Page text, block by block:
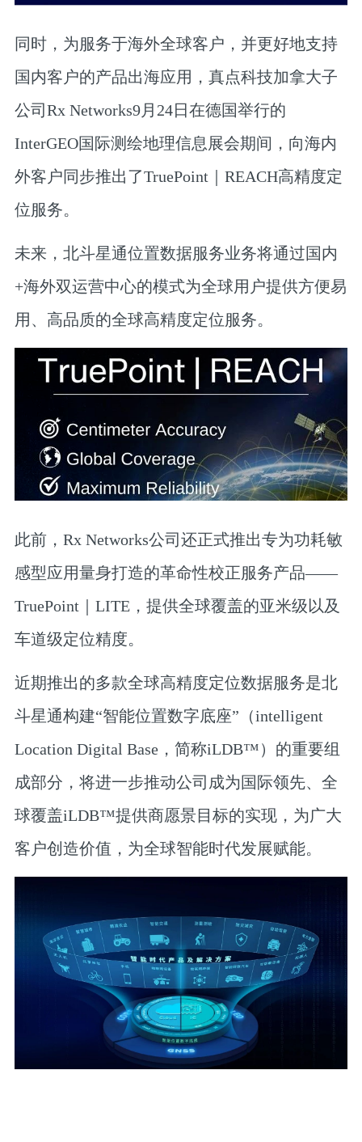
同时，为服务于海外全球客户，并更好地支持
国内客户的产品出海应用，真点科技加拿大子
公司Rx Networks9月24日在德国举行的
InterGEO国际测绘地理信息展会期间，向海内
外客户同步推出了TruePoint｜REACH高精度定
位服务。
未来，北斗星通位置数据服务业务将通过国内
+海外双运营中心的模式为全球用户提供方便易
用、高品质的全球高精度定位服务。
此前，Rx Networks公司还正式推出专为功耗敏
感型应用量身打造的革命性校正服务产品——
TruePoint｜LITE，提供全球覆盖的亚米级以及
车道级定位精度。
近期推出的多款全球高精度定位数据服务是北
斗星通构建“智能位置数字底座”（intelligent
Location Digital Base，简称iLDB™）的重要组
成部分，将进一步推动公司成为国际领先、全
球覆盖iLDB™提供商愿景目标的实现，为广大
客户创造价值，为全球智能时代发展赋能。